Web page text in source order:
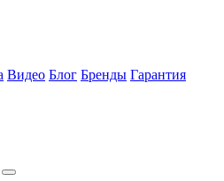
Видео Блог Бренды Гарантия